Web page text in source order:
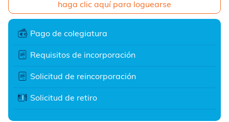
haga clic aquí para loguearse
Pago de colegiatura
Requisitos de incorporación
Solicitud de reincorporación
Solicitud de retiro